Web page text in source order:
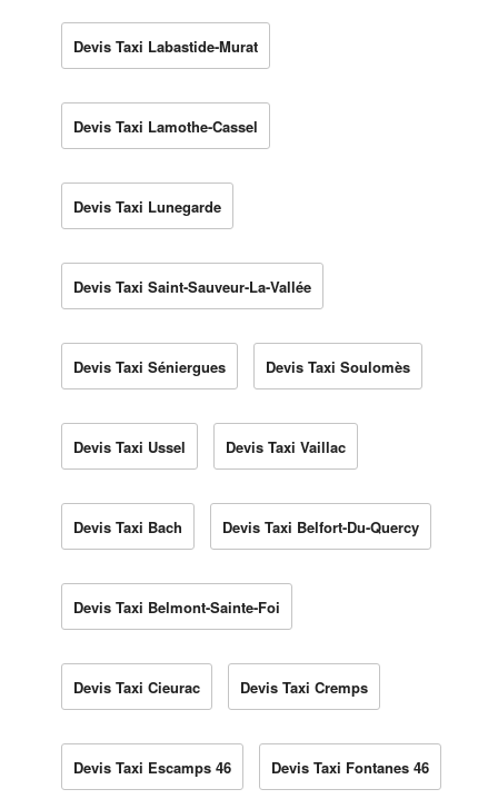
Devis Taxi Labastide-Murat
Devis Taxi Lamothe-Cassel
Devis Taxi Lunegarde
Devis Taxi Saint-Sauveur-La-Vallée
Devis Taxi Séniergues Devis Taxi Soulomès
Devis Taxi Ussel Devis Taxi Vaillac
Devis Taxi Bach Devis Taxi Belfort-Du-Quercy
Devis Taxi Belmont-Sainte-Foi
Devis Taxi Cieurac Devis Taxi Cremps
Devis Taxi Escamps 46 Devis Taxi Fontanes 46